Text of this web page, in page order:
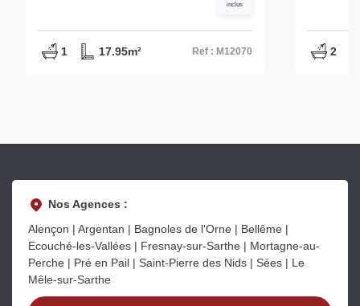
inclus
1 17.95m² Ref : M12070 2
Nos Agences :
Alençon | Argentan | Bagnoles de l'Orne | Bellême |
Ecouché-les-Vallées | Fresnay-sur-Sarthe | Mortagne-au-
Perche | Pré en Pail | Saint-Pierre des Nids | Sées | Le
Mêle-sur-Sarthe